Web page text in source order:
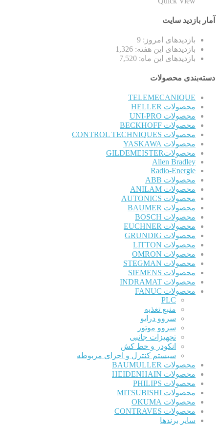
آمار بازدید سایت
بازدیدهای امروز: 9
بازدیدهای این هفته: 1,326
بازدیدهای این ماه: 7,520
دسته‌بندی محصولات
TELEMECANIQUE
محصولات HELLER
محصولات UNI-PRO
محصولات BECKHOFF
محصولات CONTROL TECHNIQUES
محصولات YASKAWA
محصولاتGILDEMEISTER
Allen Bradley
Radio-Energie
محصولات ABB
محصولات ANILAM
محصولات AUTONICS
محصولات BAUMER
محصولات BOSCH
محصولات EUCHNER
محصولات GRUNDIG
محصولات LITTON
محصولات OMRON
محصولات STEGMAN
محصولات SIEMENS
محصولات INDRAMAT
محصولات FANUC
PLC
منبع تغذیه
سروو درایو
سروو موتور
تجهیزات جانبی
انکودر و خط کش
سیستم کنترل و اجزای مربوطه
محصولات BAUMULLER
محصولات HEIDENHAIN
محصولات PHILIPS
محصولات MITSUBISHI
محصولات OKUMA
محصولات CONTRAVES
سایر برندها